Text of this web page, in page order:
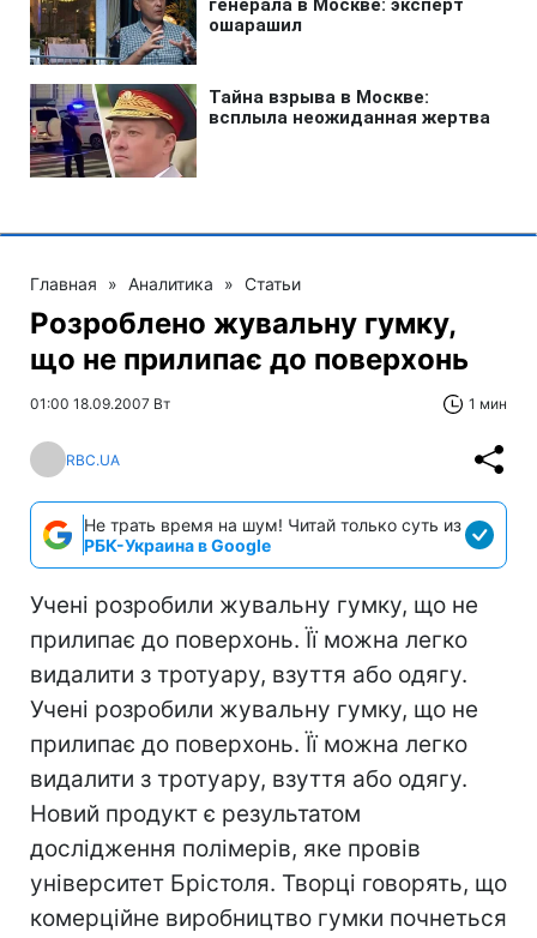
Главная » Аналитика » Статьи
Розроблено жувальну гумку,
що не прилипає до поверхонь
01:00 18.09.2007 Вт 1 мин
RBC.UA
Не трать время на шум! Читай только суть из
РБК-Украина в Google
Учені розробили жувальну гумку, що не
прилипає до поверхонь. Її можна легко
видалити з тротуару, взуття або одягу.
Учені розробили жувальну гумку, що не
прилипає до поверхонь. Її можна легко
видалити з тротуару, взуття або одягу.
Новий продукт є результатом
дослідження полімерів, яке провів
університет Брістоля. Творці говорять, що
комерційне виробництво гумки почнеться